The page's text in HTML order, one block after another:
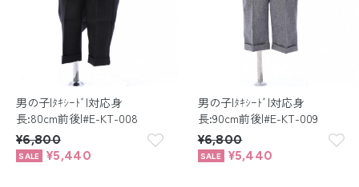
白無垢&紋付袴レンタル
引き振袖レンタル
小物販売品
男の子|ﾀｷｼｰﾄﾞ|対応身
長:80cm前後|#E-KT-008
¥6,800
¥5,440
男の子|ﾀｷｼｰﾄﾞ|対応身
長:90cm前後|#E-KT-009
¥6,800
¥5,440